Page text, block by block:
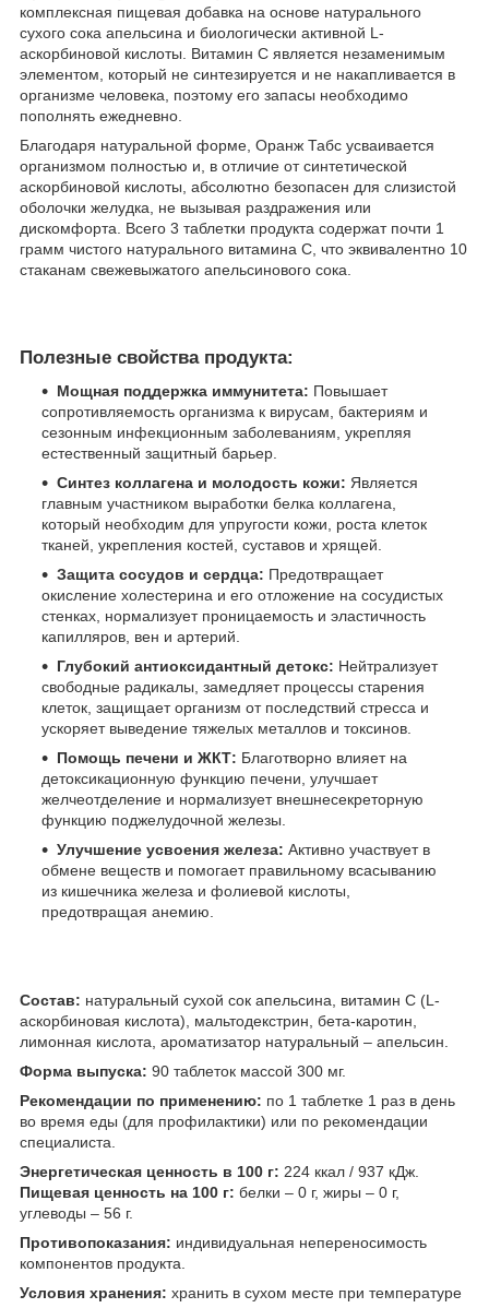
комплексная пищевая добавка на основе натурального
сухого сока апельсина и биологически активной L-
аскорбиновой кислоты. Витамин С является незаменимым
элементом, который не синтезируется и не накапливается в
организме человека, поэтому его запасы необходимо
пополнять ежедневно.
Благодаря натуральной форме, Оранж Табс усваивается
организмом полностью и, в отличие от синтетической
аскорбиновой кислоты, абсолютно безопасен для слизистой
оболочки желудка, не вызывая раздражения или
дискомфорта. Всего 3 таблетки продукта содержат почти 1
грамм чистого натурального витамина С, что эквивалентно 10
стаканам свежевыжатого апельсинового сока.
Полезные свойства продукта:
Мощная поддержка иммунитета: Повышает
сопротивляемость организма к вирусам, бактериям и
сезонным инфекционным заболеваниям, укрепляя
естественный защитный барьер.
Синтез коллагена и молодость кожи: Является
главным участником выработки белка коллагена,
который необходим для упругости кожи, роста клеток
тканей, укрепления костей, суставов и хрящей.
Защита сосудов и сердца: Предотвращает
окисление холестерина и его отложение на сосудистых
стенках, нормализует проницаемость и эластичность
капилляров, вен и артерий.
Глубокий антиоксидантный детокс: Нейтрализует
свободные радикалы, замедляет процессы старения
клеток, защищает организм от последствий стресса и
ускоряет выведение тяжелых металлов и токсинов.
Помощь печени и ЖКТ: Благотворно влияет на
детоксикационную функцию печени, улучшает
желчеотделение и нормализует внешнесекреторную
функцию поджелудочной железы.
Улучшение усвоения железа: Активно участвует в
обмене веществ и помогает правильному всасыванию
из кишечника железа и фолиевой кислоты,
предотвращая анемию.
Состав: натуральный сухой сок апельсина, витамин С (L-
аскорбиновая кислота), мальтодекстрин, бета-каротин,
лимонная кислота, ароматизатор натуральный – апельсин.
Форма выпуска: 90 таблеток массой 300 мг.
Рекомендации по применению: по 1 таблетке 1 раз в день
во время еды (для профилактики) или по рекомендации
специалиста.
Энергетическая ценность в 100 г: 224 ккал / 937 кДж.
Пищевая ценность на 100 г: белки – 0 г, жиры – 0 г,
углеводы – 56 г.
Противопоказания: индивидуальная непереносимость
компонентов продукта.
Условия хранения: хранить в сухом месте при температуре